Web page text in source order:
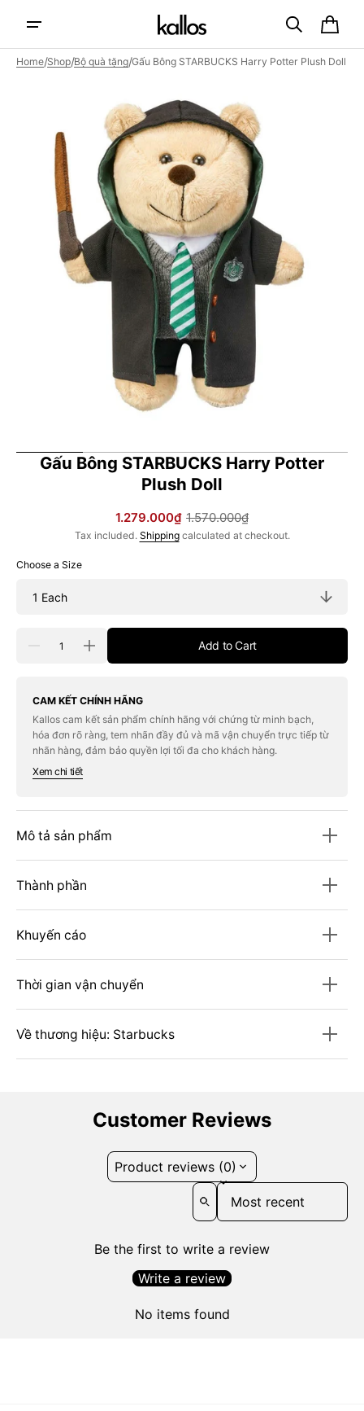
content
Cart
Open
featured
media
in
gallery
view
Home/Shop/Bộ quà tặng/Gấu Bông STARBUCKS Harry Potter Plush Doll
Gấu Bông STARBUCKS Harry Potter
Plush Doll
Sale
price
1.279.000₫
Regular
price
1.570.000₫
Tax included. Shippingcalculated at checkout.
Choose a Size
Decrease
Bông
Harry
Potter
Plush
Increase
quantity
Bông
Harry
Potter
Plush
Add to Cart
CAM KẾT CHÍNH HÃNG
Kallos cam kết sản phẩm chính hãng với chứng từ minh bạch,
hóa đơn rõ ràng, tem nhãn đầy đủ và mã vận chuyển trực tiếp từ
nhãn hàng, đảm bảo quyền lợi tối đa cho khách hàng.
Xem chi tiết
Mô tả sản phẩm
Thành phần
Khuyến cáo
Thời gian vận chuyển
Về thương hiệu: Starbucks
Customer Reviews
Product reviews (0)
Sort reviews by
Be the first to write a review
Write a review
No items found